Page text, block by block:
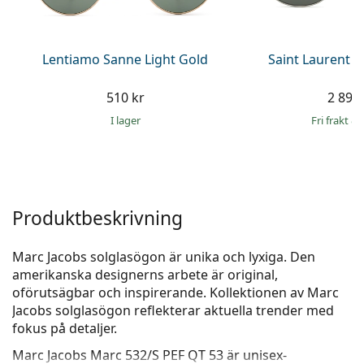
Persol
Lentiamo Sanne Light Gold
510 kr
I lager
Saint Laurent
2
Fri frakt&
Produktbeskrivning
Marc Jacobs solglasögon är unika och lyxiga. Den
amerikanska designerns arbete är original,
oförutsägbar och inspirerande. Kollektionen av Marc
Jacobs solglasögon reflekterar aktuella trender med
fokus på detaljer.
Marc Jacobs Marc 532/S PEF QT 53är unisex-